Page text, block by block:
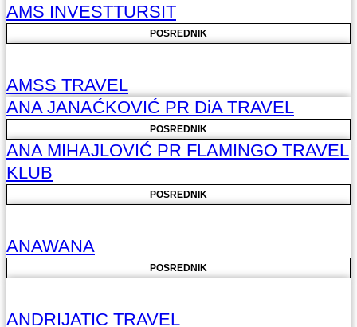
AMS INVESTTURSIT
POSREDNIK
AMSS TRAVEL
ANA JANAĆKOVIĆ PR DiA TRAVEL
POSREDNIK
ANA MIHAJLOVIĆ PR FLAMINGO TRAVEL
KLUB
POSREDNIK
ANAWANA
POSREDNIK
ANDRIJATIC TRAVEL